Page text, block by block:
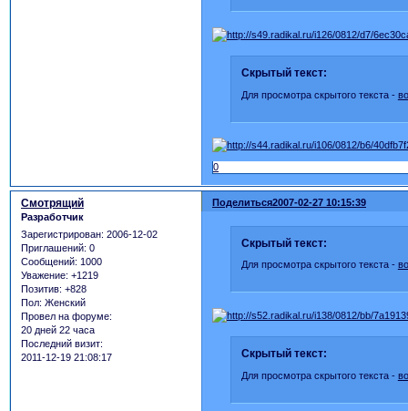
Скрытый текст:
Для просмотра скрытого текста -
0
Поделиться2007-02-27 10:15:39
Смотрящий
Разработчик
Зарегистрирован: 2006-12-02
Приглашений: 0
Сообщений: 1000
Уважение: +1219
Позитив: +828
Пол: Женский
Провел на форуме:
20 дней 22 часа
Последний визит:
2011-12-19 21:08:17
Скрытый текст:
Для просмотра скрытого текста -
Скрытый текст:
Для просмотра скрытого текста -